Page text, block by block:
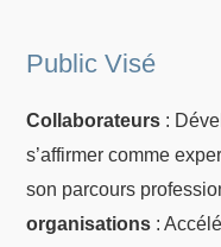
Public Visé
Collaborateurs :
s’affirmer comme
son parcours
organisations :